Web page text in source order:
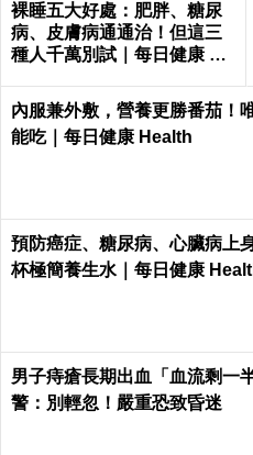
裸睡五大好處：肥胖、糖尿
病、皮膚病通通治！但這三
種人千萬別試｜每日健康 He
內服兼外敷，營養更勝番茄！
能吃｜每日健康 Health
預防癌症、糖尿病、心臟病上
杯極簡養生水｜每日健康
男子痔瘡長期出血「血流剩
警：別輕忽！嚴重恐致昏迷